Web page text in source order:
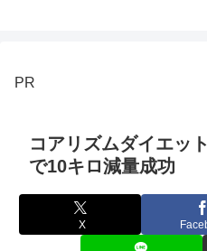
PR
コアリズムダイエッ
で10キロ減量成功
X